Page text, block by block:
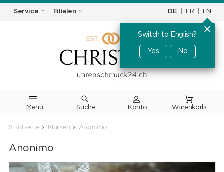
Service Filialen DE FR EN
Switch to English?
Yes No
Menü Suche Warenkorb
Startseite Marken Anonimo
Anonimo